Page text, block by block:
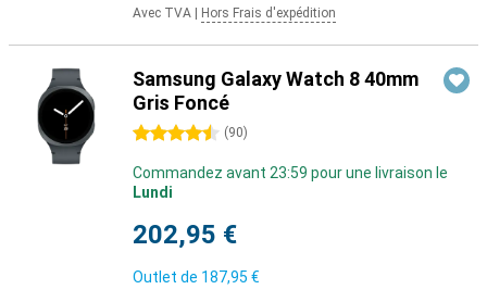
Avec TVA Hors Frais d'expédition
Samsung Galaxy Watch 8 40mm
Gris Foncé
4.5 étoiles (90)
Commandez avant 23:59 pour une livraison le
Lundi
202,95 €
Outlet de 187,95 €